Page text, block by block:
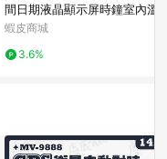
間日期液晶顯示屏時鐘室內溫度
計支架適用於溫室花園地窖 202
蝦皮商城
3.6%